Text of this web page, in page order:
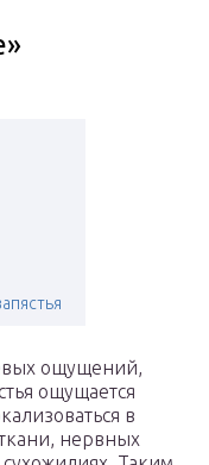
ощущений,
ощущается
в
нервных